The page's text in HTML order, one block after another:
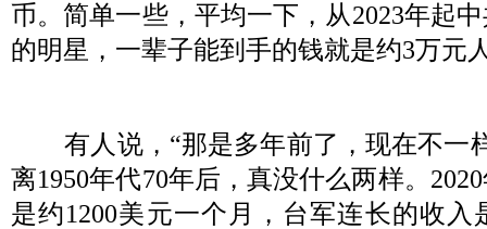
币。简单一些，平均一下，从2023年起
的明星，一辈子能到手的钱就是约3万元
有人说， “那是多年前了，现在不一
离1950年代70年后，真没什么两样。 2020
是约1200美元一个月，台军连长的收入